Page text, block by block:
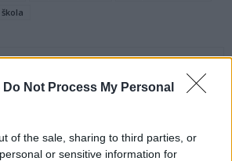
Do Not Process My Personal
of the sale, sharing to third parties, or
or sensitive information for